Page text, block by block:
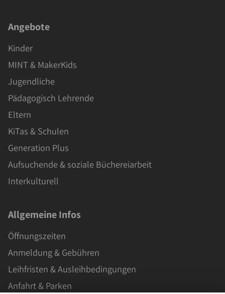
Angebote
Kinder
MINT & MakerKids
Jugendliche
Pädagogisch Lehrende
Eltern
KiTas & Schulen
Generation Plus
Aufsuchende & soziale Büchereiarbeit
Interkulturell
Allgemeine Infos
Öffnungszeiten
Anmeldung & Gebühren
Leihfristen & Ausleihbedingungen
Anfahrt & Parken